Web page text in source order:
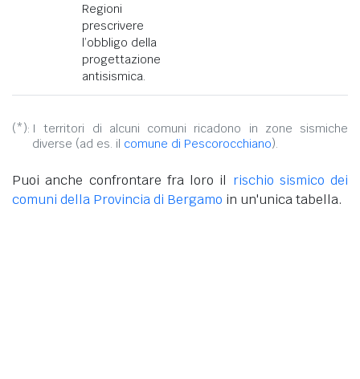
Regioni
prescrivere
l’obbligo della
progettazione
antisismica.
(*): I territori di alcuni comuni ricadono in zone sismiche
diverse (ad es. il comune di Pescorocchiano).
Puoi anche confrontare fra loro il rischio sismico dei
comuni della Provincia di Bergamo in un'unica tabella.